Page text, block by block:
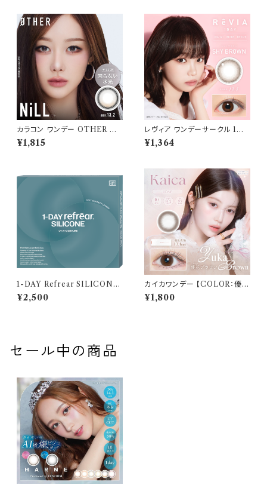
レンズ
ンタクトレンズ
カラコン ワンデー OTHER ア
ザー 【COLOR：NiLL - ニル
(ブラウン)】NEWデビュー 1day
度あり 度なし 水光レンズ 固定
¥1,815
レヴィア ワンデーサークル 1箱1
0枚入 【COLOR：シャイブラウ
ン】14.1mm ReVIA 1day CIR
¥1,364
1-DAY Refrear SILICONE
UV W-Moisture （ワンデーリ
フレア シリコーン ユーブイ ダブ
¥2,500
カイカワンデー 【COLOR：優花
ブラウン】 1箱10枚 14.2mm 度
なし 度あり 中野恵那 カラコン
¥1,800
セール中の商品